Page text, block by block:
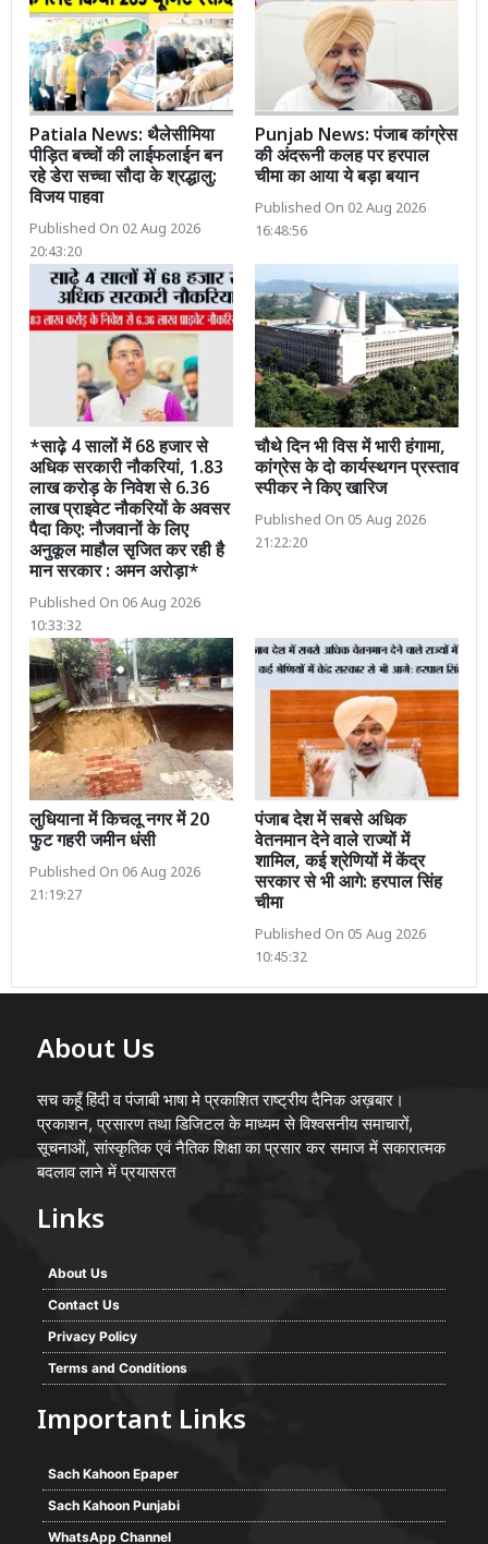
Patiala News: थैलेसीमिया
पीड़ित बच्चों की लाईफलाईन बन
रहे डेरा सच्चा सौदा के श्रद्धालु:
विजय पाहवा
Published On 02 Aug 2026
20:43:20
Punjab News: पंजाब कांग्रेस
की अंदरूनी कलह पर हरपाल
चीमा का आया ये बड़ा बयान
Published On 02 Aug 2026
16:48:56
*साढ़े 4 सालों में 68 हजार से
अधिक सरकारी नौकरियां, 1.83
लाख करोड़ के निवेश से 6.36
लाख प्राइवेट नौकरियों के अवसर
पैदा किए: नौजवानों के लिए
अनुकूल माहौल सृजित कर रही है
मान सरकार : अमन अरोड़ा*
Published On 06 Aug 2026
10:33:32
चौथे दिन भी विस में भारी हंगामा,
कांग्रेस के दो कार्यस्थगन प्रस्ताव
स्पीकर ने किए खारिज
Published On 05 Aug 2026
21:22:20
लुधियाना में किचलू नगर में 20
फुट गहरी जमीन धंसी
Published On 06 Aug 2026
21:19:27
पंजाब देश में सबसे अधिक
वेतनमान देने वाले राज्यों में
शामिल, कई श्रेणियों में केंद्र
सरकार से भी आगे: हरपाल सिंह
चीमा
Published On 05 Aug 2026
10:45:32
About Us
सच कहूँ हिंदी व पंजाबी भाषा मे प्रकाशित राष्ट्रीय दैनिक अख़बार।
प्रकाशन, प्रसारण तथा डिजिटल के माध्यम से विश्वसनीय समाचारों,
सूचनाओं, सांस्कृतिक एवं नैतिक शिक्षा का प्रसार कर समाज में सकारात्मक
बदलाव लाने में प्रयासरत
Links
About Us
Contact Us
Privacy Policy
Terms and Conditions
Important Links
Sach Kahoon Epaper
Sach Kahoon Punjabi
WhatsApp Channel